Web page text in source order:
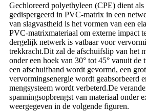
Gechloreerd polyethyleen (CPE) dient
gedispergeerd in PVC-matrix in een
van slagvastheid is het vormen van een
PVC-matrixmateriaal om externe impact
dergelijk netwerk is vatbaar voor
trekkracht.Dit zal de afschuifslip van het
onder een hoek van 30° tot 45° vanuit
een afschuifband wordt gevormd, een
vervormingsenergie wordt geabsorbeerd
mengsysteem wordt verbeterd.De
spanningsopbrengst van materiaal onder
weergegeven in de volgende figuren.